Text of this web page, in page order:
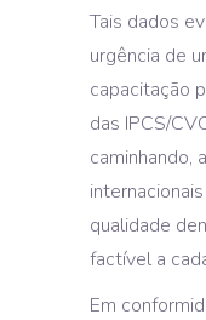
Tais dados
urgência de
capacitação
das IPCS/
caminhando,
qualidade
factível a
Em